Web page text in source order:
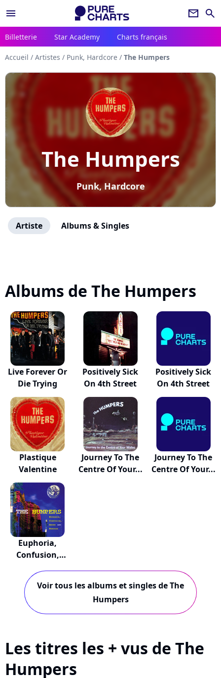
menu newsletter search
Billetterie Star Academy Charts français
Accueil / Artistes / Punk, Hardcore / The Humpers
The Humpers
Punk, Hardcore
Artiste Albums & Singles
Albums de The Humpers
Live Forever Or
Die Trying
Positively Sick
On 4th Street
Positively Sick
On 4th Street
Plastique
Valentine
Journey To The
Centre Of Your...
Journey To The
Centre Of Your...
Euphoria,
Confusion,
Voir tous les albums et singles de The
Humpers
Les titres les + vus de The
Humpers